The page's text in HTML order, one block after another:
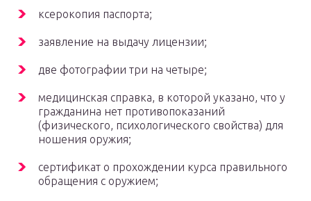
ксерокопия паспорта;
заявление на выдачу лицензии;
две фотографии три на четыре;
медицинская справка, в которой указано, что у
гражданина нет противопоказаний
(физического, психологического свойства) для
ношения оружия;
сертификат о прохождении курса правильного
обращения с оружием;